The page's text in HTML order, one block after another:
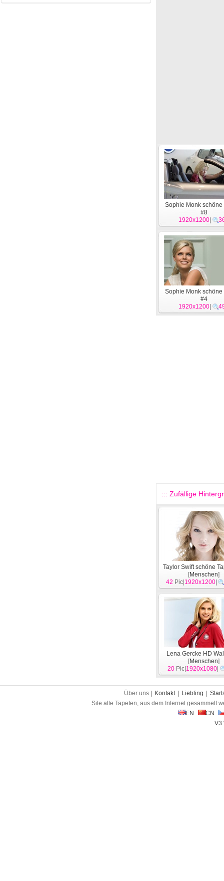
Sophie Monk schöne
#8
1920x1200
Sophie Monk schöne
#4
1920x1200
::: Zufällige
Taylor Swift schöne
[Menschen]
42 Pic| 1920x1200
Lena Gercke HD
[Menschen]
20 Pic| 1920x1080
Über uns | Kontakt Liebling
Site alle Tapeten, aus dem Internet gesammelt
EN
CN
V3